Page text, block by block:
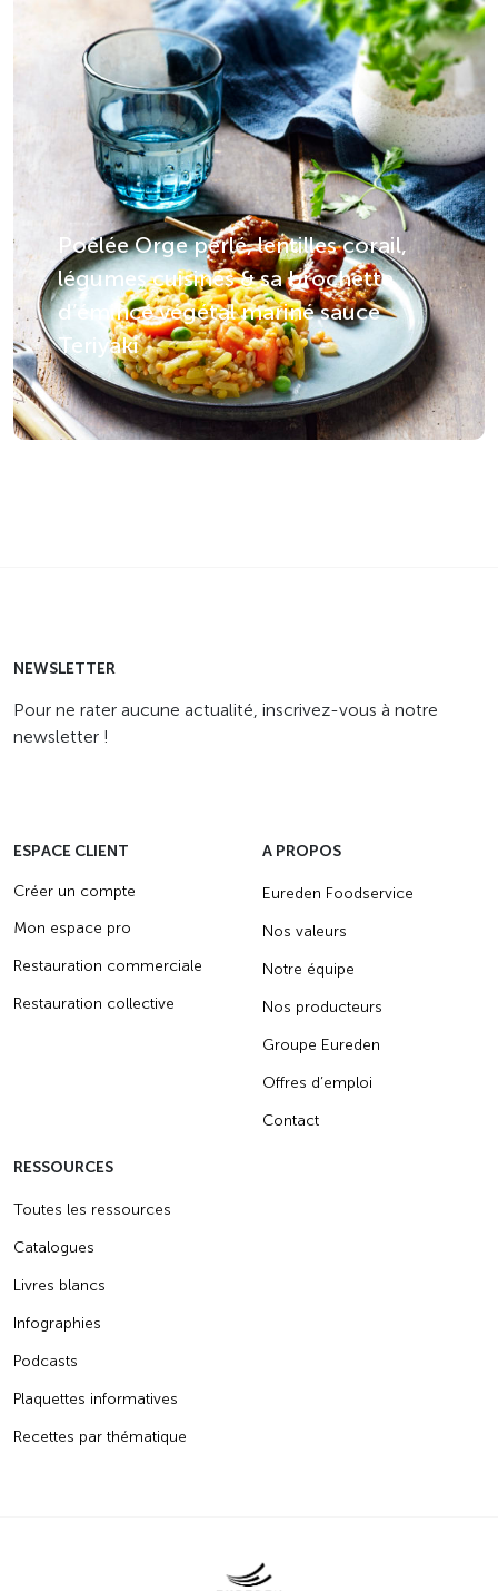
Poêlée Orge perlé, lentilles corail,
légumes cuisinés & sa brochette
d’émincé végétal mariné sauce
Teriyaki
NEWSLETTER
Pour ne rater aucune actualité, inscrivez-vous à notre
newsletter !
ESPACE CLIENT
Créer un compte
Mon espace pro
Restauration commerciale
Restauration collective
A PROPOS
Eureden Foodservice
Nos valeurs
Notre équipe
Nos producteurs
Groupe Eureden
Offres d’emploi
Contact
RESSOURCES
Toutes les ressources
Catalogues
Livres blancs
Infographies
Podcasts
Plaquettes informatives
Recettes par thématique